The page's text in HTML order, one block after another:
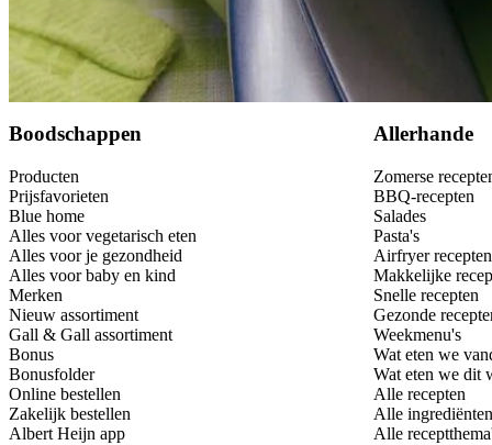
Boodschappen
Producten
Prijsfavorieten
Blue home
Alles voor vegetarisch eten
Alles voor je gezondheid
Alles voor baby en kind
Merken
Nieuw assortiment
Gall & Gall assortiment
Bonus
Bonusfolder
Online bestellen
Zakelijk bestellen
Albert Heijn app
Allerhande
Zomerse
BBQ-recepten
Salades
Pasta's
Airfryer recepten
Makkelijke
Snelle recepten
Gezonde
Weekmenu's
Wat eten we
Wat eten we dit
Alle recepten
Alle ingrediënten
Alle